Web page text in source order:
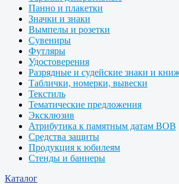
Панно и плакетки
Значки и знаки
Вымпелы и розетки
Сувениры
Футляры
Удостоверения
Разрядные и судейские знаки и
Таблички, номерки, вывески
Текстиль
Тематические предложения
Эксклюзив
Атрибутика к памятным датам ВОВ
Средства защиты
Продукция к юбилеям
Стенды и баннеры
Каталог